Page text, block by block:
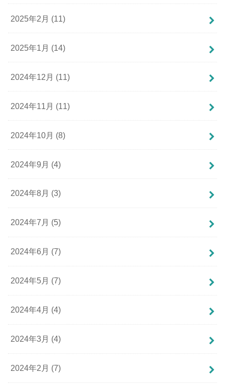
2025年2月 (11)
2025年1月 (14)
2024年12月 (11)
2024年11月 (11)
2024年10月 (8)
2024年9月 (4)
2024年8月 (3)
2024年7月 (5)
2024年6月 (7)
2024年5月 (7)
2024年4月 (4)
2024年3月 (4)
2024年2月 (7)